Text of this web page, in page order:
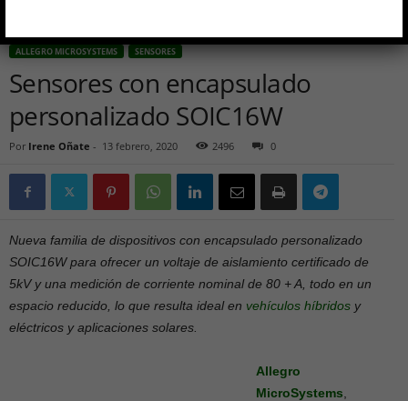
ALLEGRO MICROSYSTEMS SENSORES
Sensores con encapsulado
personalizado SOIC16W
Por Irene Oñate - 13 febrero, 2020 2496 0
Nueva familia de dispositivos con encapsulado personalizado
SOIC16W para ofrecer un voltaje de aislamiento certificado de
5kV y una medición de corriente nominal de 80 + A, todo en un
espacio reducido, lo que resulta ideal en vehículos híbridos y
eléctricos y aplicaciones solares.
Allegro
MicroSystems